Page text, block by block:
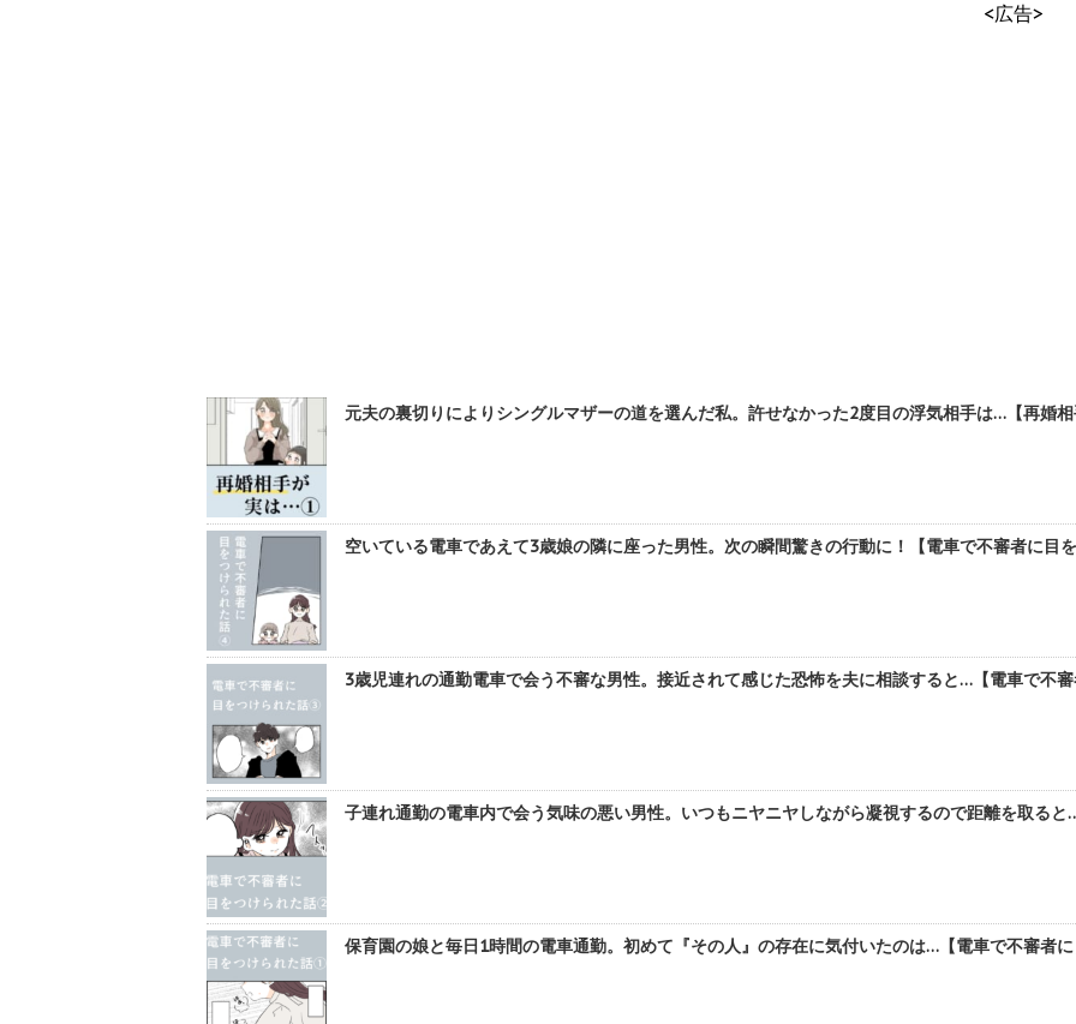
<広告>
元夫の裏切りによりシングルマザーの道を選んだ私。許せなかった2度目の浮気相手は…【再婚
空いている電車であえて3歳娘の隣に座った男性。次の瞬間驚きの行動に！【電車で不審者に
3歳児連れの通勤電車で会う不審な男性。接近されて感じた恐怖を夫に相談すると…【電車で不
子連れ通勤の電車内で会う気味の悪い男性。いつもニヤニヤしながら凝視するので距離を取る
保育園の娘と毎日1時間の電車通勤。初めて『その人』の存在に気付いたのは…【電車で不審者